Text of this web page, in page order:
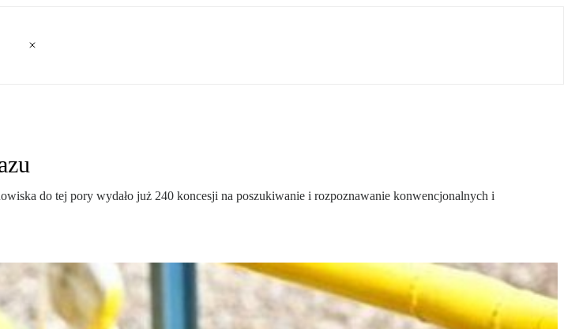
do tej pory wydało już 240 koncesji na poszukiwanie i rozpoznawanie konwencjonalnych i